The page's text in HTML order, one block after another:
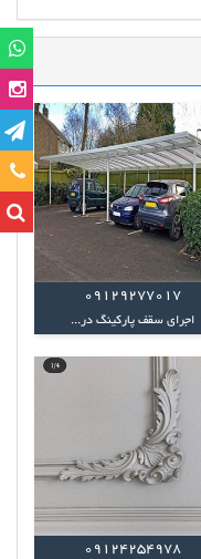
09129277017
اجرای سقف پارکینگ در...
09124254978